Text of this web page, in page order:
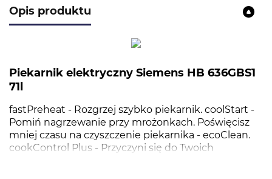
Opis produktu
Piekarnik elektryczny Siemens HB 636GBS1
71l
fastPreheat - Rozgrzej szybko piekarnik. coolStart -
Pomiń nagrzewanie przy mrożonkach. Poświęcisz
mniej czasu na czyszczenie piekarnika - ecoClean.
cookControl Plus - Przyczyni się do Twoich